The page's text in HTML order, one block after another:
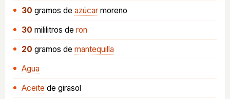
30 gramos de azúcar moreno
30 mililitros de ron
20 gramos de mantequilla
Agua
Aceite de girasol